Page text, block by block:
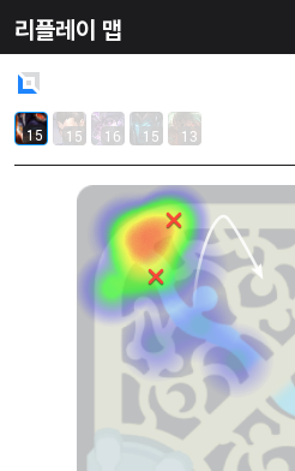
리플레이 맵
15 15 16 15 13